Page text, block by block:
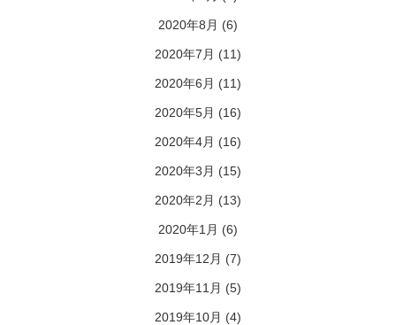
2020年8月 (6)
2020年7月 (11)
2020年6月 (11)
2020年5月 (16)
2020年4月 (16)
2020年3月 (15)
2020年2月 (13)
2020年1月 (6)
2019年12月 (7)
2019年11月 (5)
2019年10月 (4)